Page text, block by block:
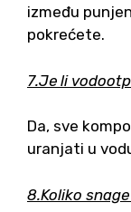
između
pokrećete.
7.Je li
Da, sve
uranjati u
8.Koliko